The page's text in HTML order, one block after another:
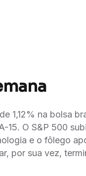
1,12% na bolsa
15. O S&P 500
e o fôlego
por sua vez,